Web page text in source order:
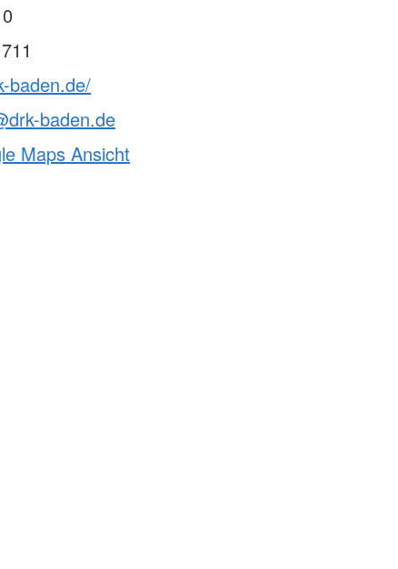
baden.de/
baden.de
Maps Ansicht